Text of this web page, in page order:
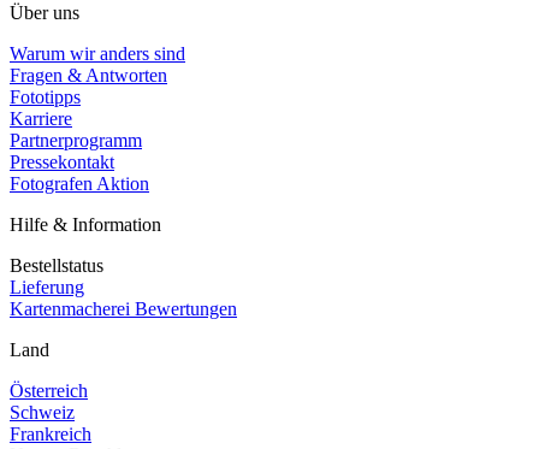
Über uns
Warum wir anders sind
Fragen & Antworten
Fototipps
Karriere
Partnerprogramm
Pressekontakt
Fotografen Aktion
Hilfe & Information
Bestellstatus
Lieferung
Kartenmacherei Bewertungen
Land
Österreich
Schweiz
Frankreich